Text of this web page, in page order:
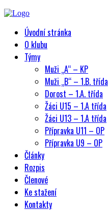
Úvodní stránka
O klubu
Týmy
Muži „A“ – KP
Muži „B“ – 1.B. třída
Dorost – 1.A. třída
Žáci U15 – 1.A třída
Žáci U13 – 1.A třída
Přípravka U11 – OP
Přípravka U9 – OP
Články
Rozpis
Členové
Ke stažení
Kontakty